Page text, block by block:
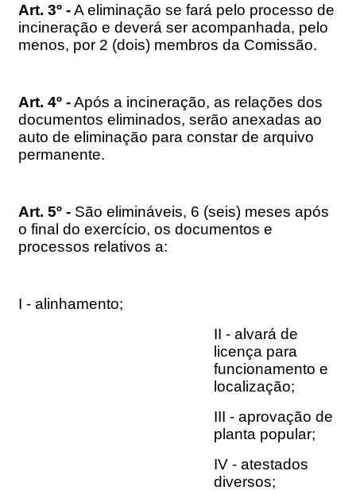
Art. 3º -A eliminação se fará pelo processo de
incineração e deverá ser acompanhada, pelo
menos, por 2 (dois) membros da Comissão.
Art. 4º -Após a incineração, as relações dos
documentos eliminados, serão anexadas ao
auto de eliminação para constar de arquivo
permanente.
Art. 5º - São elimináveis, 6 (seis) meses após
o final do exercício, os documentos e
processos relativos a:
I - alinhamento;
II - alvará de
licença para
funcionamento e
localização;
III - aprovação de
planta popular;
IV - atestados
diversos;